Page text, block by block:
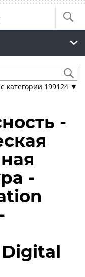
категории 199124 ▼
-
-
Digital